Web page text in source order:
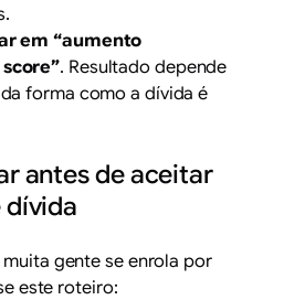
em “aumento
. Resultado depende
forma como a dívida é
antes de aceitar
dívida
gente se enrola por
este roteiro: